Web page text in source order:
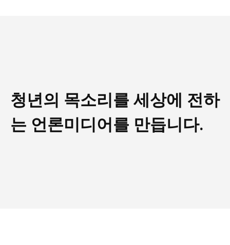
청년의 목소리를 세상에 전하
는 언론미디어를 만듭니다.